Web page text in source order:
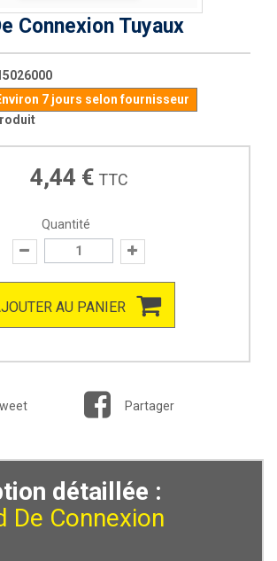
Connexion Tuyaux
7 jours selon fournisseur
4,44 € TTC
Quantité
AU PANIER
Partager
détaillée :
De Connexion